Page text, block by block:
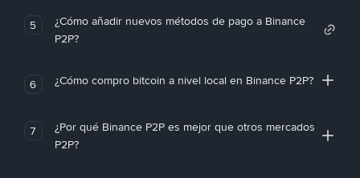
5
¿Cómo añadir nuevos métodos de pago a Binance
P2P?
6 ¿Cómo compro bitcoin a nivel local en Binance P2P?
7
¿Por qué Binance P2P es mejor que otros mercados
P2P?